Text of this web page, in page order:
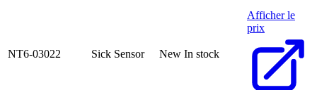
NT6-03022 Sick Sensor New In stock
Afficher le
prix